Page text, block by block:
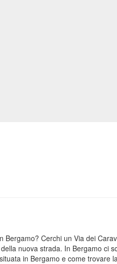
Cerchi un Via dei
nuova strada. In Bergamo ci
in Bergamo e come trovare